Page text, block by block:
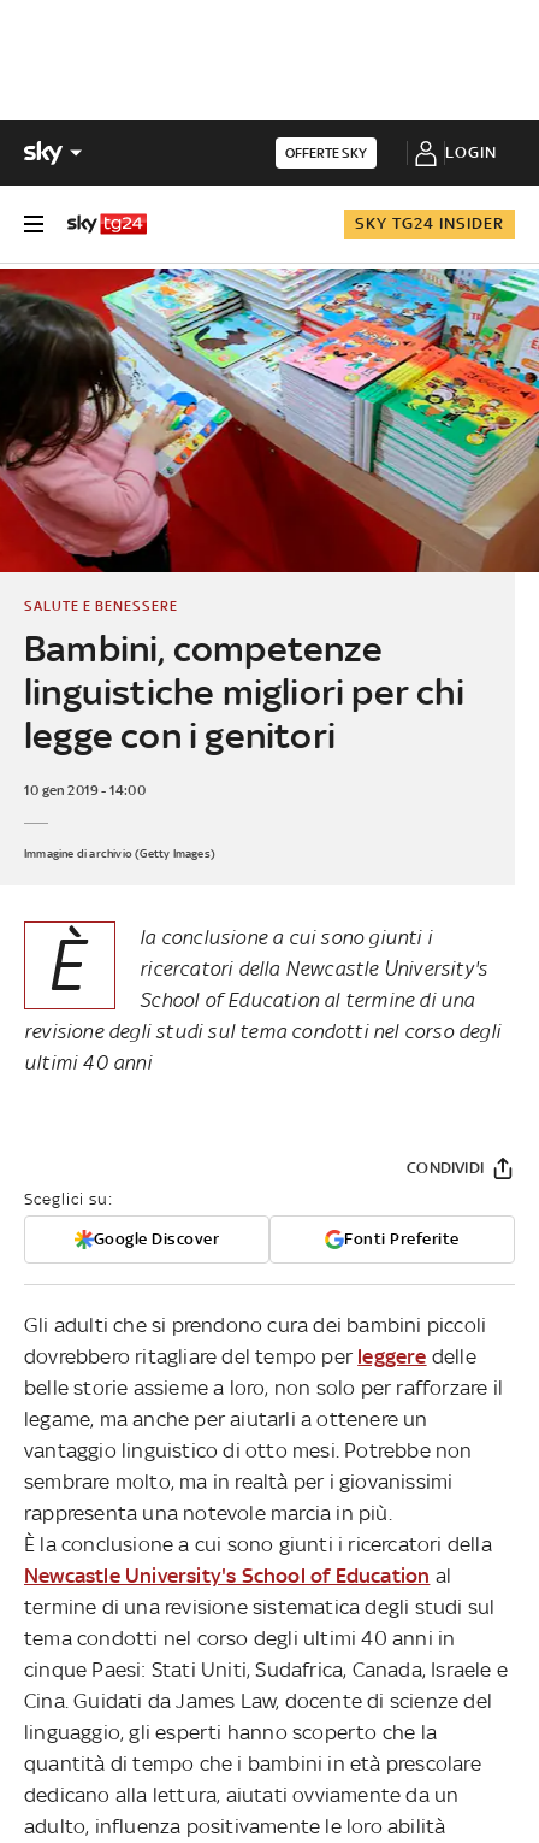
OFFERTE SKY LOGIN
SKY TG24 INSIDER
Bambini, competenze
linguistiche migliori per chi
legge con i genitori
SALUTE E BENESSERE
10 gen 2019 - 14:00
Immagine di archivio (Getty Images)
È
la conclusione a cui sono giunti i
ricercatori della Newcastle University's
School of Education al termine di una
revisione degli studi sul tema condotti nel corso degli
ultimi 40 anni
Sceglici su:
Google Discover Fonti Preferite
CONDIVIDI
Gli adulti che si prendono cura dei bambini piccoli
dovrebbero ritagliare del tempo per leggere delle
belle storie assieme a loro, non solo per rafforzare il
legame, ma anche per aiutarli a ottenere un
vantaggio linguistico di otto mesi. Potrebbe non
sembrare molto, ma in realtà per i giovanissimi
rappresenta una notevole marcia in più.
È la conclusione a cui sono giunti i ricercatori della
Newcastle University's School of Education al
termine di una revisione sistematica degli studi sul
tema condotti nel corso degli ultimi 40 anni in
cinque Paesi: Stati Uniti, Sudafrica, Canada, Israele e
Cina. Guidati da James Law, docente di scienze del
linguaggio, gli esperti hanno scoperto che la
quantità di tempo che i bambini in età prescolare
dedicano alla lettura, aiutati ovviamente da un
adulto, influenza positivamente le loro abilità